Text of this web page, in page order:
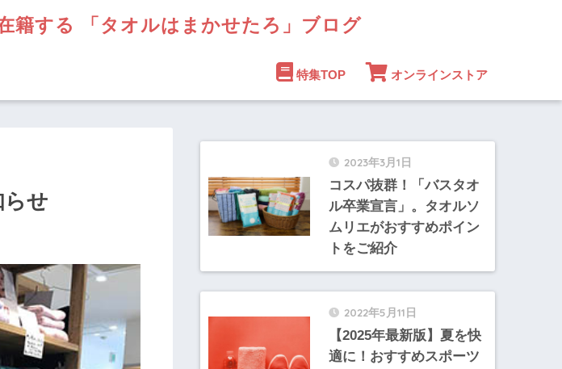
籍する 「タオルはまかせたろ」ブログ
特集TOP オンラインストア
らせ
2023年3月1日
コスパ抜群！「バスタオ
ル卒業宣言」。タオルソ
ムリエがおすすめポイン
トをご紹介
2022年5月11日
【2025年最新版】夏を快
適に！おすすめスポーツ